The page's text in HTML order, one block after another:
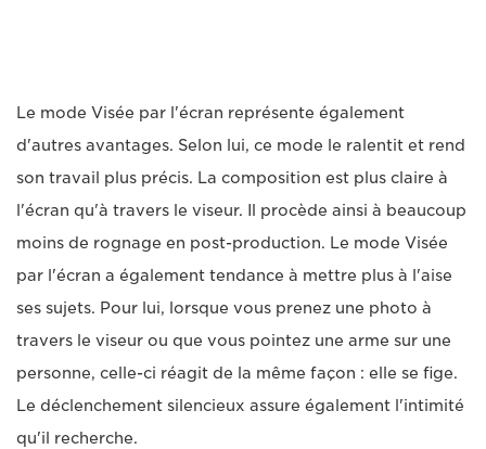
Le mode Visée par l'écran représente également
d'autres avantages. Selon lui, ce mode le ralentit et rend
son travail plus précis. La composition est plus claire à
l'écran qu'à travers le viseur. Il procède ainsi à beaucoup
moins de rognage en post-production. Le mode Visée
par l'écran a également tendance à mettre plus à l'aise
ses sujets. Pour lui, lorsque vous prenez une photo à
travers le viseur ou que vous pointez une arme sur une
personne, celle-ci réagit de la même façon : elle se fige.
Le déclenchement silencieux assure également l'intimité
qu'il recherche.